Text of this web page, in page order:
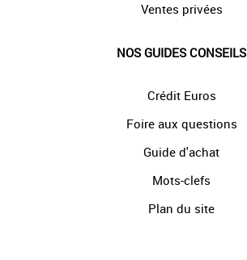
Ventes privées
NOS GUIDES CONSEILS
Crédit Euros
Foire aux questions
Guide d'achat
Mots-clefs
Plan du site